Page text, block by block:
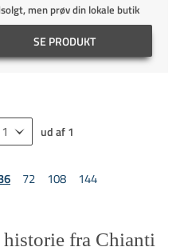
men prøv din lokale butik
SE PRODUKT
ud af 1
72 108 144
fra Chianti